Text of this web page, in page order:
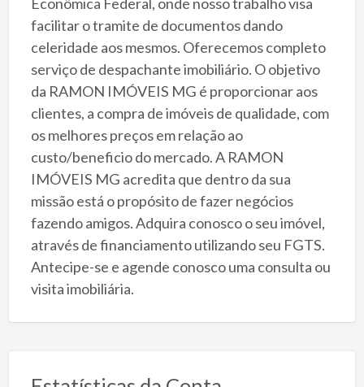
facilitar o tramite de documentos dando
celeridade aos mesmos. Oferecemos completo
serviço de despachante imobiliário. O objetivo
da RAMON IMÓVEIS MG é proporcionar aos
clientes, a compra de imóveis de qualidade, com
os melhores preços em relação ao
custo/beneficio do mercado. A RAMON
IMÓVEIS MG acredita que dentro da sua
missão está o propósito de fazer negócios
fazendo amigos. Adquira conosco o seu imóvel,
através de financiamento utilizando seu FGTS.
Antecipe-se e agende conosco uma consulta ou
visita imobiliária.